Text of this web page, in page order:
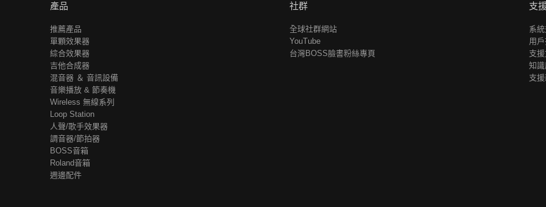
產品
推薦產品
單顆效果器
綜合效果器
吉他合成器
混音器 ＆ 音訊設備
音樂播放 & 節奏機
Wireless 無線系列
Loop Station
人聲/歌手效果器
調音器/節拍器
BOSS音箱
Roland音箱
週邊配件
社群
全球社群網站
YouTube
台灣BOSS臉書粉絲專頁
支
系
用
支
知
支